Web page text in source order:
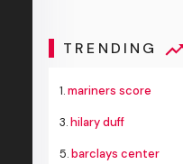
TRENDING
1.mariners score
3.hilary duff
5.barclays center